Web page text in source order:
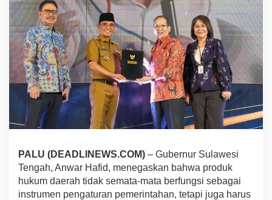
PALU (DEADLINEWS.COM) – Gubernur Sulawesi
Tengah, Anwar Hafid, menegaskan bahwa produk
hukum daerah tidak semata-mata berfungsi sebagai
instrumen pengaturan pemerintahan, tetapi juga harus